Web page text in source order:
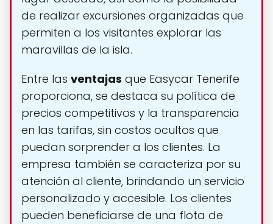
de realizar excursiones organizadas que
permiten a los visitantes explorar las
maravillas de la isla.
Entre las ventajas que Easycar Tenerife
proporciona, se destaca su política de
precios competitivos y la transparencia
en las tarifas, sin costos ocultos que
puedan sorprender a los clientes. La
empresa también se caracteriza por su
atención al cliente, brindando un servicio
personalizado y accesible. Los clientes
pueden beneficiarse de una flota de